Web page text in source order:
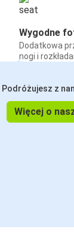
Wygodne
Dodatkowa
nogi i
Podróżujesz z
Więcej o